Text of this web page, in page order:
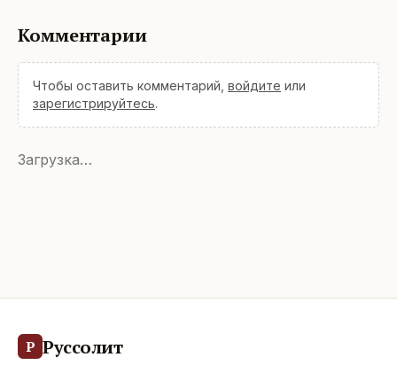
Комментарии
Чтобы оставить комментарий, войдите или
зарегистрируйтесь.
Загрузка…
Р Руссолит